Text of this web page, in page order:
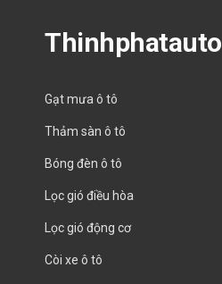
Thinhphatauto
Gạt mưa ô tô
Thảm sàn ô tô
Bóng đèn ô tô
Lọc gió điều hòa
Lọc gió động cơ
Còi xe ô tô